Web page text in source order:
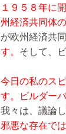
１９５８年に
州経済共同体
が欧州経済共
す。 そして、
今日の私のス
す。ビルダー
我々は、議論
邪悪な存在で